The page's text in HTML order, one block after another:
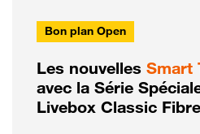
Bon plan Open
Les nouvelles Smart
avec la Série
Livebox Classic